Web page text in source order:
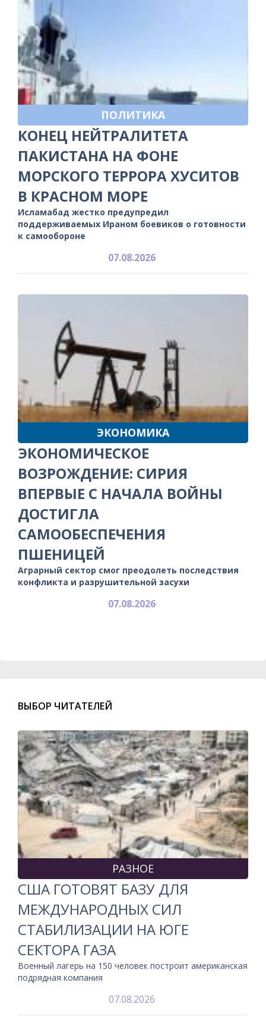
ПОЛИТИКА
КОНЕЦ НЕЙТРАЛИТЕТА
ПАКИСТАНА НА ФОНЕ
МОРСКОГО ТЕРРОРА ХУСИТОВ
В КРАСНОМ МОРЕ
Исламабад жестко предупредил
поддерживаемых Ираном боевиков о готовности
к самообороне
07.08.2026
ЭКОНОМИКА
ЭКОНОМИЧЕСКОЕ
ВОЗРОЖДЕНИЕ: СИРИЯ
ВПЕРВЫЕ С НАЧАЛА ВОЙНЫ
ДОСТИГЛА
САМООБЕСПЕЧЕНИЯ
ПШЕНИЦЕЙ
Аграрный сектор смог преодолеть последствия
конфликта и разрушительной засухи
07.08.2026
ВЫБОР ЧИТАТЕЛЕЙ
РАЗНОЕ
США ГОТОВЯТ БАЗУ ДЛЯ
МЕЖДУНАРОДНЫХ СИЛ
СТАБИЛИЗАЦИИ НА ЮГЕ
СЕКТОРА ГАЗА
Военный лагерь на 150 человек построит американская
подрядная компания
07.08.2026